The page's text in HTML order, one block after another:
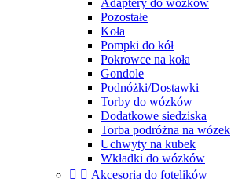
Adaptery do wózków
Pozostałe
Koła
Pompki do kół
Pokrowce na koła
Gondole
Podnóżki/Dostawki
Torby do wózków
Dodatkowe siedziska
Torba podróżna na wózek
Uchwyty na kubek
Wkładki do wózków
  Akcesoria do fotelików